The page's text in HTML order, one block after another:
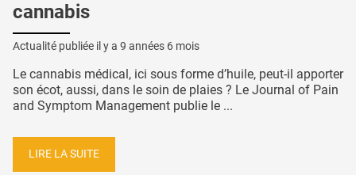
cannabis
Actualité publiée il y a 9 années 6 mois
Le cannabis médical, ici sous forme d’huile, peut-il apporter
son écot, aussi, dans le soin de plaies ? Le Journal of Pain
and Symptom Management publie le ...
LIRE LA SUITE